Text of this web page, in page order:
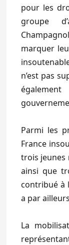
pour les
groupe
marquer
n’est pas
Parmi les
France
trois jeunes
ainsi que
contribué à
a par
La